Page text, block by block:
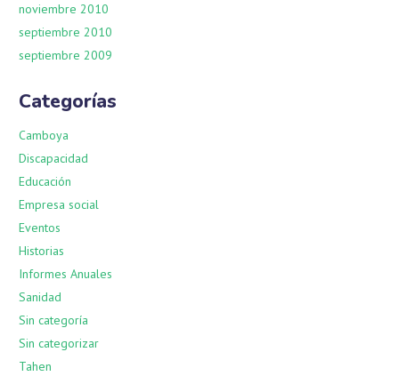
noviembre 2010
septiembre 2010
septiembre 2009
Categorías
Camboya
Discapacidad
Educación
Empresa social
Eventos
Historias
Informes Anuales
Sanidad
Sin categoría
Sin categorizar
Tahen